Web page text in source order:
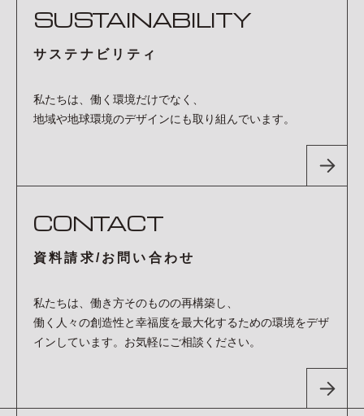
SUSTAINABILITY
サステナビリティ
私たちは、働く環境だけでなく、
地域や地球環境のデザインにも取り組んでいます。
CONTACT
資料請求/お問い合わせ
私たちは、働き方そのものの再構築し、
働く人々の創造性と幸福度を最大化するための環境をデザ
インしています。お気軽にご相談ください。